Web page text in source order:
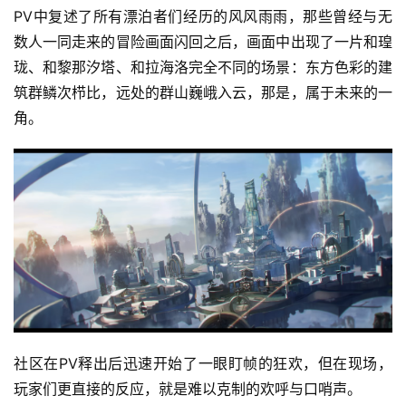
PV中复述了所有漂泊者们经历的风风雨雨，那些曾经与无
数人一同走来的冒险画面闪回之后，画面中出现了一片和瑝
珑、和黎那汐塔、和拉海洛完全不同的场景：东方色彩的建
筑群鳞次栉比，远处的群山巍峨入云，那是，属于未来的一
角。
社区在PV释出后迅速开始了一眼盯帧的狂欢，但在现场，
玩家们更直接的反应，就是难以克制的欢呼与口哨声。